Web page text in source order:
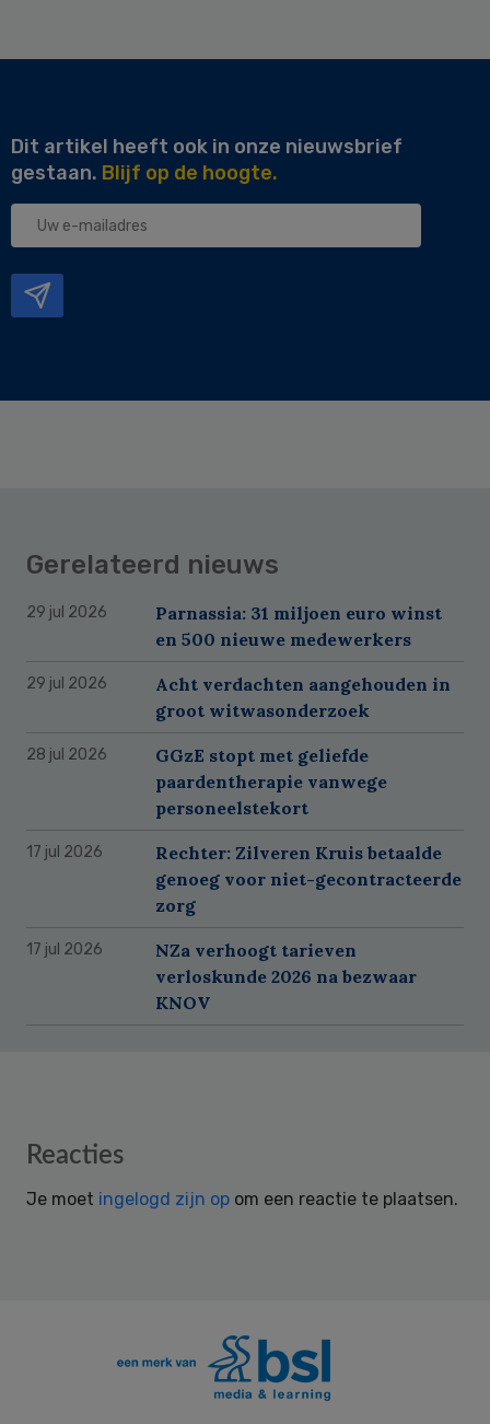
Dit artikel heeft ook in onze nieuwsbrief
gestaan. Blijf op de hoogte.
Uw
Gerelateerd nieuws
29 jul 2026
Parnassia: 31 miljoen euro winst
en 500 nieuwe medewerkers
29 jul 2026
Acht verdachten aangehouden in
groot witwasonderzoek
28 jul 2026
GGzE stopt met geliefde
paardentherapie vanwege
personeelstekort
17 jul 2026
Rechter: Zilveren Kruis betaalde
genoeg voor niet-gecontracteerde
zorg
17 jul 2026
NZa verhoogt tarieven
verloskunde 2026 na bezwaar
KNOV
Reader
Reacties
Je moet ingelogd zijn op om een reactie te plaatsen.